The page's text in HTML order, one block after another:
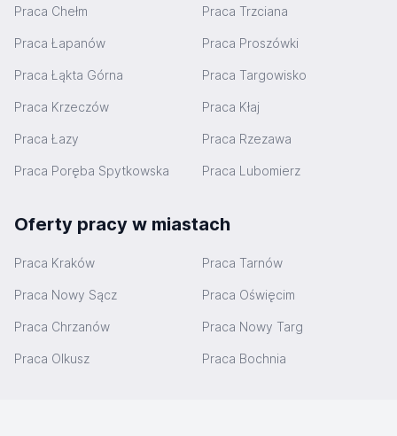
Praca Chełm Praca Trzciana
Praca Łapanów Praca Proszówki
Praca Łąkta Górna Praca Targowisko
Praca Krzeczów Praca Kłaj
Praca Łazy Praca Rzezawa
Praca Poręba Spytkowska Praca Lubomierz
Oferty pracy w miastach
Praca Kraków Praca Tarnów
Praca Nowy Sącz Praca Oświęcim
Praca Chrzanów Praca Nowy Targ
Praca Olkusz Praca Bochnia